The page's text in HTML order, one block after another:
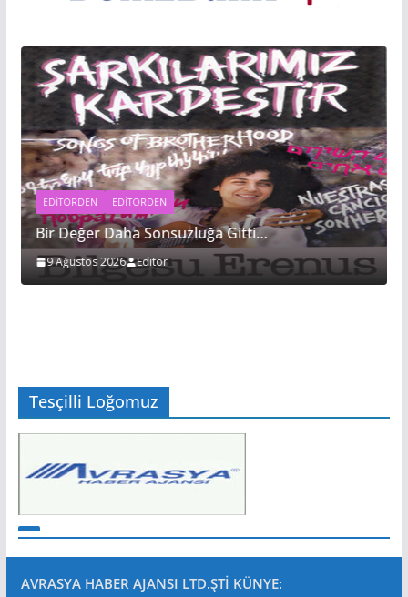
EDITÖRDEN EDİTÖRDEN
Bir Değer Daha Sonsuzluğa Gitti…
9 Ağustos 2026 Editör
Tesçilli Loğomuz
AVRASYA HABER AJANSI LTD.ŞTİ KÜNYE: